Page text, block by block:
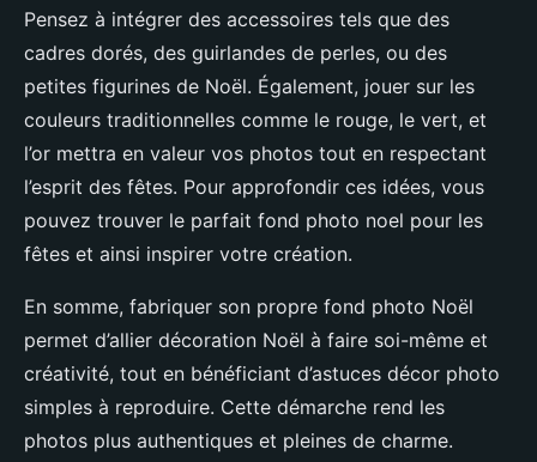
Pensez à intégrer des accessoires tels que des
cadres dorés, des guirlandes de perles, ou des
petites figurines de Noël. Également, jouer sur les
couleurs traditionnelles comme le rouge, le vert, et
l’or mettra en valeur vos photos tout en respectant
l’esprit des fêtes. Pour approfondir ces idées, vous
pouvez trouver le parfait fond photo noel pour les
fêtes et ainsi inspirer votre création.
En somme, fabriquer son propre fond photo Noël
permet d’allier décoration Noël à faire soi-même et
créativité, tout en bénéficiant d’astuces décor photo
simples à reproduire. Cette démarche rend les
photos plus authentiques et pleines de charme.